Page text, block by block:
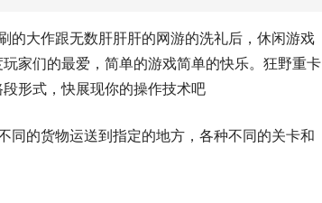
的大作跟无数肝肝肝的网游的洗礼后，休闲游戏
家们的最爱，简单的游戏简单的快乐。狂野重卡
形式，快展现你的操作技术吧
同的货物运送到指定的地方，各种不同的关卡和